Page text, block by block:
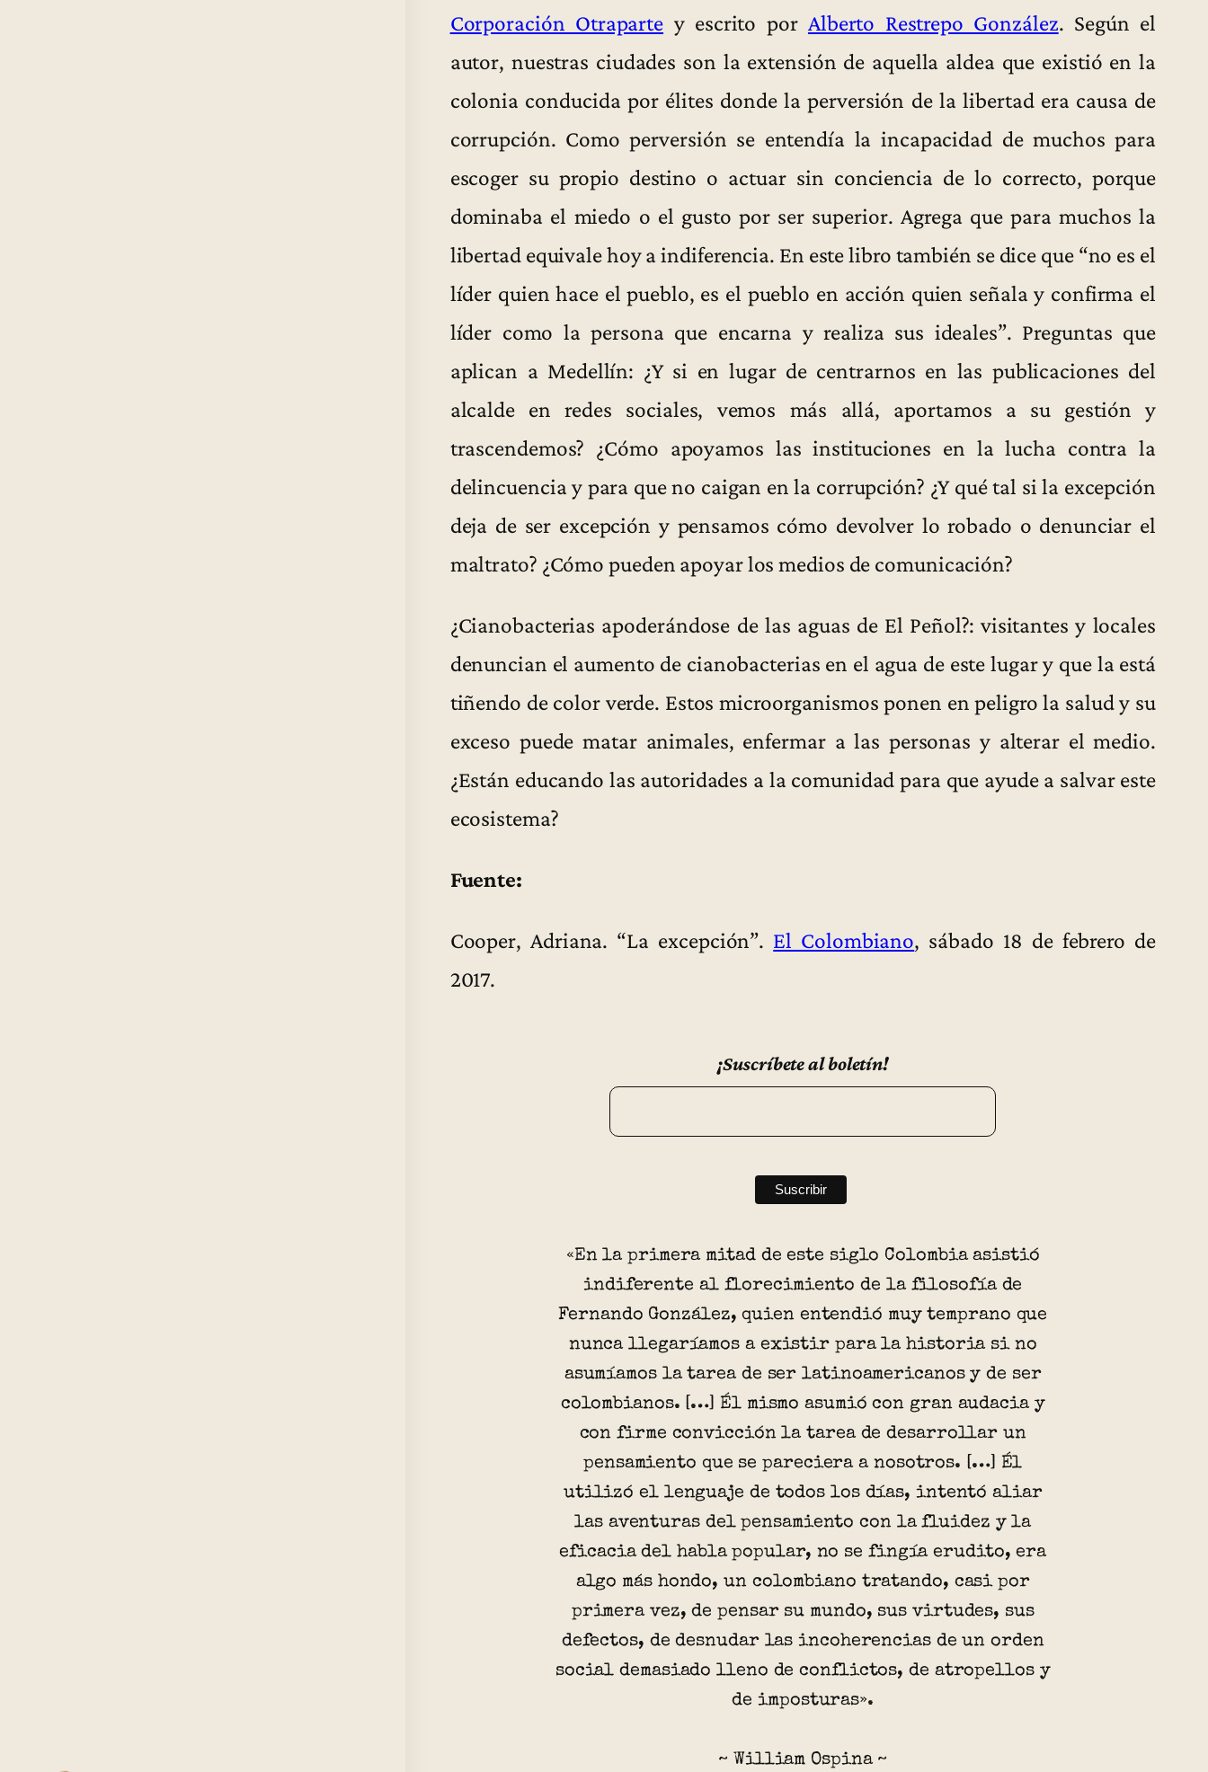
Corporación Otraparte y escrito por Alberto Restrepo González. Según el
autor, nuestras ciudades son la extensión de aquella aldea que existió en la
colonia conducida por élites donde la perversión de la libertad era causa de
corrupción. Como perversión se entendía la incapacidad de muchos para
escoger su propio destino o actuar sin conciencia de lo correcto, porque
dominaba el miedo o el gusto por ser superior. Agrega que para muchos la
libertad equivale hoy a indiferencia. En este libro también se dice que “no es el
líder quien hace el pueblo, es el pueblo en acción quien señala y confirma el
líder como la persona que encarna y realiza sus ideales”. Preguntas que
aplican a Medellín: ¿Y si en lugar de centrarnos en las publicaciones del
alcalde en redes sociales, vemos más allá, aportamos a su gestión y
trascendemos? ¿Cómo apoyamos las instituciones en la lucha contra la
delincuencia y para que no caigan en la corrupción? ¿Y qué tal si la excepción
deja de ser excepción y pensamos cómo devolver lo robado o denunciar el
maltrato? ¿Cómo pueden apoyar los medios de comunicación?
¿Cianobacterias apoderándose de las aguas de El Peñol?: visitantes y locales
denuncian el aumento de cianobacterias en el agua de este lugar y que la está
tiñendo de color verde. Estos microorganismos ponen en peligro la salud y su
exceso puede matar animales, enfermar a las personas y alterar el medio.
¿Están educando las autoridades a la comunidad para que ayude a salvar este
ecosistema?
Fuente:
Cooper, Adriana. “La excepción”. El Colombiano, sábado 18 de febrero de
2017.
¡Suscríbete al boletín!
«En la primera mitad de este siglo Colombia asistió
indiferente al florecimiento de la filosofía de
Fernando González, quien entendió muy temprano que
nunca llegaríamos a existir para la historia si no
asumíamos la tarea de ser latinoamericanos y de ser
colombianos. […] Él mismo asumió con gran audacia y
con firme convicción la tarea de desarrollar un
pensamiento que se pareciera a nosotros. […] Él
utilizó el lenguaje de todos los días, intentó aliar
las aventuras del pensamiento con la fluidez y la
eficacia del habla popular, no se fingía erudito, era
algo más hondo, un colombiano tratando, casi por
primera vez, de pensar su mundo, sus virtudes, sus
defectos, de desnudar las incoherencias de un orden
social demasiado lleno de conflictos, de atropellos y
de imposturas».
~ William Ospina ~